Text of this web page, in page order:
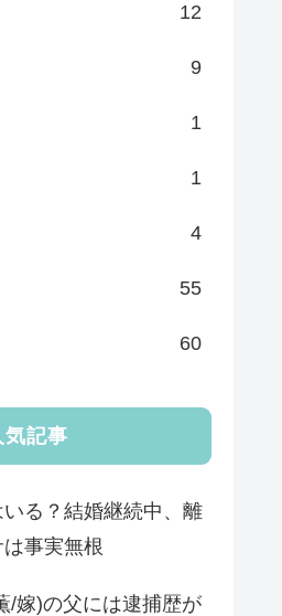
12
9
1
1
4
55
60
気記事
る？結婚継続中、離
事実無根
/嫁)の父には逮捕歴が